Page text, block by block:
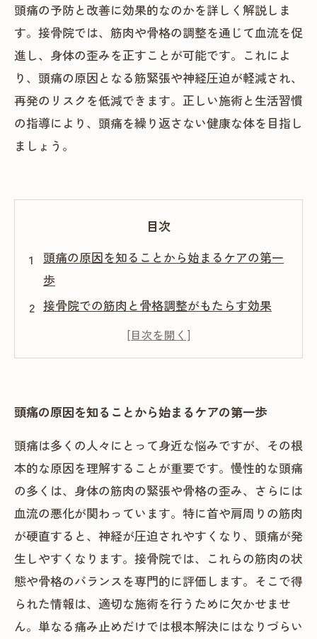
頭痛の予防と改善に効果的なのかを詳しく解説しま
す。接骨院では、筋肉や骨格の調整を通じて血流を促
進し、身体の歪みを正すことが可能です。これによ
り、頭痛の原因となる筋緊張や神経圧迫が軽減され、
再発のリスクを低減できます。正しい施術と生活習慣
の指導により、頭痛を繰り返さない健康な体を目指し
ましょう。
目次
頭痛の原因を知ることから始まるケアの第一
歩
接骨院での筋肉と骨格調整がもたらす効果
日常生活に取り入れたい接骨院からのアドバ
イス
よう
頭痛の原因を知ることから始まるケアの第一歩
頭痛は多くの人々にとって身近な悩みですが、その根
本的な原因を理解することが重要です。慢性的な頭痛
の多くは、身体の筋肉の緊張や骨格の歪み、さらには
血流の悪化が関わっています。特に首や肩周りの筋肉
が硬直すると、神経が圧迫されやすくなり、頭痛が発
生しやすくなります。接骨院では、これらの筋肉の状
態や骨格のバランスを専門的に評価します。そこで得
られた情報は、適切な施術を行うために欠かせませ
ん。単なる痛み止めだけでは根本解決にはなりづらい